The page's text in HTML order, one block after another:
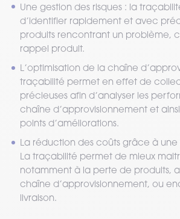
Une gestion des risques : la
d’identifier rapidement et avec
produits rencontrant un problème,
rappel produit.
L’optimisation de la chaîne
traçabilité permet en effet de
précieuses afin d’analyser les
chaîne d’approvisionnement et
points d’améliorations.
La réduction des coûts grâce à
La traçabilité permet de mieux
notamment à la perte de produits,
chaîne d’approvisionnement, ou
livraison.